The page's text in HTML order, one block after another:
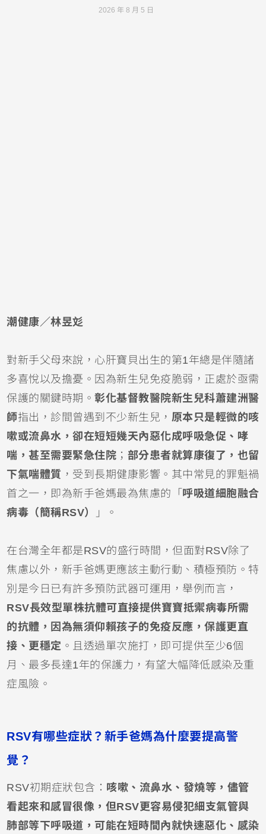
2026 年 8 月 5 日
潮健康／林昱彣
對新手父母來說，心肝寶貝出生的第1年總是伴隨諸
多喜悅以及擔憂。因為新生兒免疫脆弱，正處於亟需
保護的關鍵時期。彰化基督教醫院新生兒科蕭建洲醫
師指出，診間曾遇到不少新生兒， 原本只是輕微的咳
嗽或流鼻水 ，卻在短短幾天內惡化成呼吸急促、哮
喘，甚至需要緊急住院 ； 部分患者就算康復了，也留
下氣喘體質 ，受到長期健康影響。其中常見的罪魁禍
首之一，即為新手爸媽最為焦慮的「 呼吸道細胞融合
病毒 （簡稱RSV） 」。
在台灣全年都是RSV的盛行時間，但面對RSV除了
焦慮以外，新手爸媽更應該主動行動、積極預防。特
別是今日已有許多預防武器可運用，舉例而言，
RSV長效型單株抗體可直接提供寶寶抵禦病毒所需
的抗體，因為無須仰賴孩子的免疫反應，保護更直
接、更穩定 。且透過單次施打，即可提供至少6個
月、最多長達1年的保護力，有望大幅降低感染及重
症風險。
RSV有哪些症狀？新手爸媽為什麼要提高警
覺？
RSV初期症狀包含： 咳嗽、流鼻水、 發燒等，儘管
看起來和感冒很像，但RSV更容易侵犯細支氣管與
肺部等下呼吸道，可能在短時間內就快速惡化、感染